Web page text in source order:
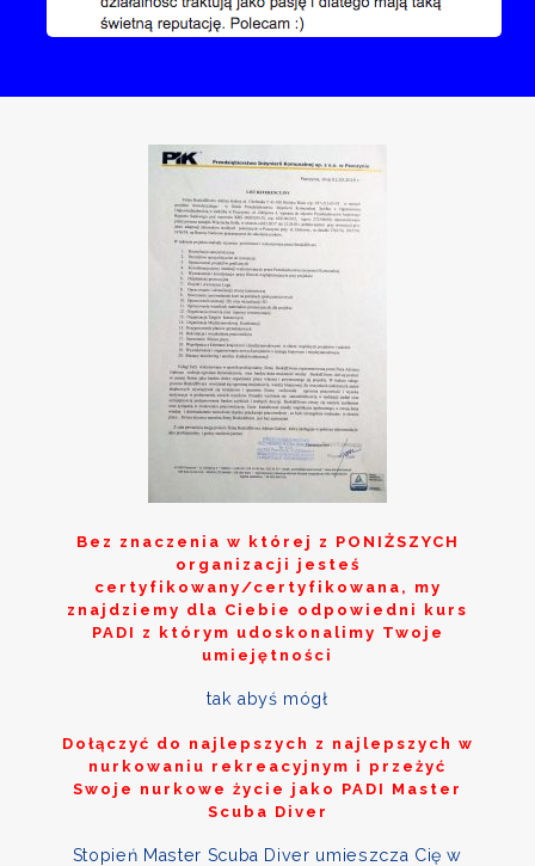
Bez znaczenia w której z PONIŻSZYCH
organizacji jesteś
certyfikowany/certyfikowana, my
znajdziemy dla Ciebie odpowiedni kurs
PADI z którym udoskonalimy Twoje
umiejętności
tak abyś mógł
Dołączyć do najlepszych z najlepszych w
nurkowaniu rekreacyjnym i przeżyć
Swoje nurkowe życie jako PADI Master
Scuba Diver
Stopień Master Scuba Diver umieszcza Cię w